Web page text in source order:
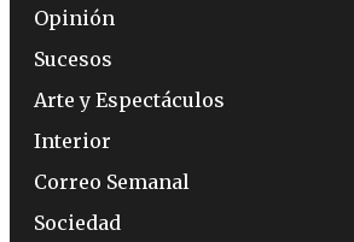
Opinión
Sucesos
Arte y Espectáculos
Interior
Correo Semanal
Sociedad